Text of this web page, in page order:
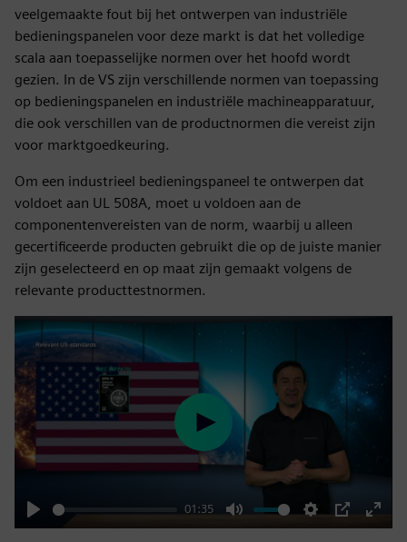
veelgemaakte fout bij het ontwerpen van industriële
bedieningspanelen voor deze markt is dat het volledige
scala aan toepasselijke normen over het hoofd wordt
gezien. In de VS zijn verschillende normen van toepassing
op bedieningspanelen en industriële machineapparatuur,
die ook verschillen van de productnormen die vereist zijn
voor marktgoedkeuring.
Om een industrieel bedieningspaneel te ontwerpen dat
voldoet aan UL 508A, moet u voldoen aan de
componentenvereisten van de norm, waarbij u alleen
gecertificeerde producten gebruikt die op de juiste manier
zijn geselecteerd en op maat zijn gemaakt volgens de
relevante producttestnormen.
Play
01:35
Mute Settings
PIP
Enter
Play